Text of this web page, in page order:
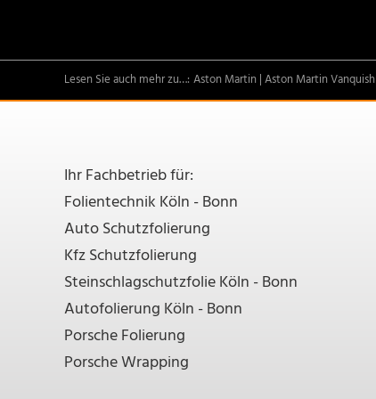
Aston Martin Aston Martin
Ihr Fachbetrieb für:
Folientechnik Köln - Bonn
Auto Schutzfolierung
Kfz Schutzfolierung
Steinschlagschutzfolie Köln - Bonn
Autofolierung Köln - Bonn
Porsche Folierung
Porsche Wrapping